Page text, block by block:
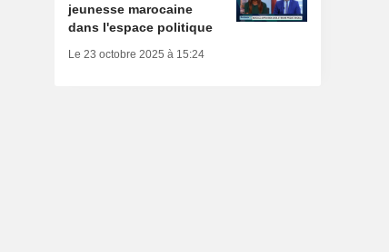
jeunesse marocaine
dans l'espace politique
Le 23 octobre 2025 à 15:24